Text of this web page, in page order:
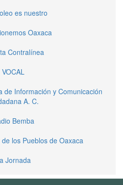
es nuestro
Oaxaca
Contralínea
VOCAL
de Información y Comunicación
A. C.
Bemba
los Pueblos de Oaxaca
Jornada